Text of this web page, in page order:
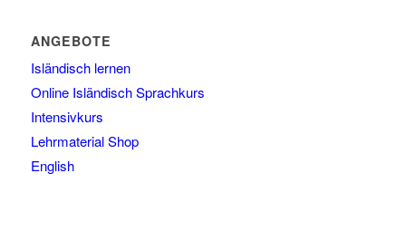
ANGEBOTE
Isländisch lernen
Online Isländisch Sprachkurs
Intensivkurs
Lehrmaterial Shop
English